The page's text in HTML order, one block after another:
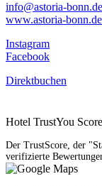
info@astoria-bonn.de
www.astoria-bonn.de
Instagram
Facebook
Direktbuchen
Hotel TrustYou Score
Der TrustScore, der
verifizierte